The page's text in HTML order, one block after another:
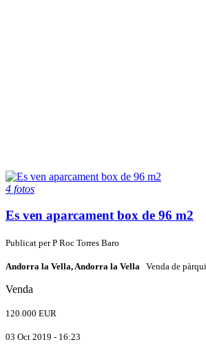
4 fotos
Es ven aparcament box de 96 m2
Publicat perP Roc Torres Baro
Andorra la Vella, Andorra la Vella Venda de
Venda
120.000 EUR
03 Oct 2019 - 16:23